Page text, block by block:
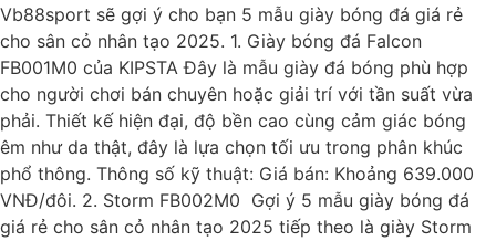
Vb88sport sẽ gợi ý cho bạn 5 mẫu giày bóng đá giá rẻ
cho sân cỏ nhân tạo 2025. 1. Giày bóng đá Falcon
FB001M0 của KIPSTA Đây là mẫu giày đá bóng phù hợp
cho người chơi bán chuyên hoặc giải trí với tần suất vừa
phải. Thiết kế hiện đại, độ bền cao cùng cảm giác bóng
êm như da thật, đây là lựa chọn tối ưu trong phân khúc
phổ thông. Thông số kỹ thuật: Giá bán: Khoảng 639.000
VNĐ/đôi. 2. Storm FB002M0 Gợi ý 5 mẫu giày bóng đá
giá rẻ cho sân cỏ nhân tạo 2025 tiếp theo là giày Storm